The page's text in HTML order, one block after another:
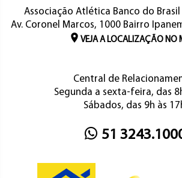
Associação Atlética Banco do
Av. Coronel Marcos, 1000 Bairro
VEJA A LOCALIZAÇÃO NO
Central de
Segunda a sexta-feira, das
Sábados, das 9h às
51